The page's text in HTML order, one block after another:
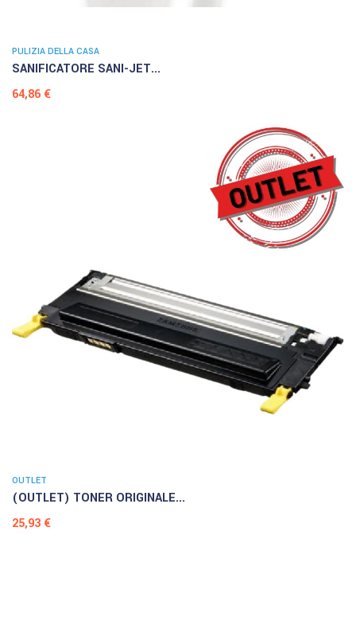
PULIZIA DELLA CASA
SANIFICATORE SANI-JET...
Prezzo
64,86 €
OUTLET
(OUTLET) TONER ORIGINALE...
Prezzo
25,93 €